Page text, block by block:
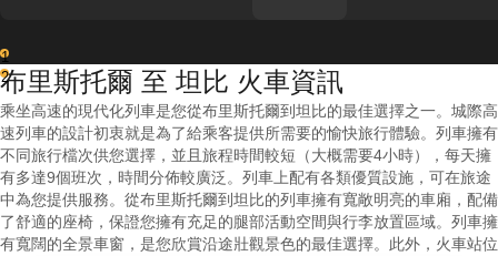
1
2
布里斯托爾 至 坦比 火車資訊
乘坐高速的現代化列車是您從布里斯托爾到坦比的最佳選擇之一。城際高
速列車的設計初衷就是為了給乘客提供所需要的愉快旅行體驗。列車擁有
不同旅行檔次供您選擇，並且旅程時間較短（大概需要4小時），每天擁
有多達9個班次，時間分佈較廣泛。列車上配有各類優質設施，可在旅途
中為您提供服務。從布里斯托爾到坦比的列車擁有寬敞明亮的車廂，配備
了舒適的座椅，保證您擁有充足的腿部活動空間與行李放置區域。列車擁
有寬闊的全景車窗，是您欣賞沿途壯觀景色的最佳選擇。此外，火車站位